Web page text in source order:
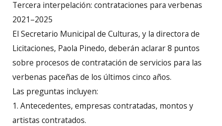
Tercera interpelación: contrataciones para verbenas
2021–2025
El Secretario Municipal de Culturas, y la directora de
Licitaciones, Paola Pinedo, deberán aclarar 8 puntos
sobre procesos de contratación de servicios para las
verbenas paceñas de los últimos cinco años.
Las preguntas incluyen:
1. Antecedentes, empresas contratadas, montos y
artistas contratados.